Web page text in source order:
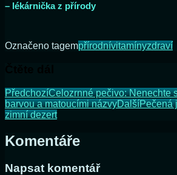
– lékárnička z přírody
Označeno tagempřírodnívitamínyzdraví
PředchozíCelozrnné pečivo: Nenechte
barvou a matoucími názvyDalšíPečená
zimní dezert
Komentáře
Napsat komentář